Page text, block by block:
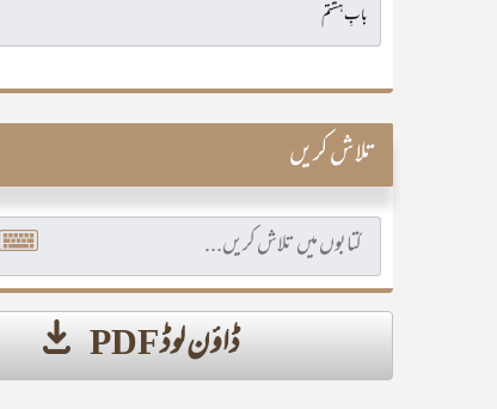
تلاش کریں
ڈاؤن لوڈ PDF